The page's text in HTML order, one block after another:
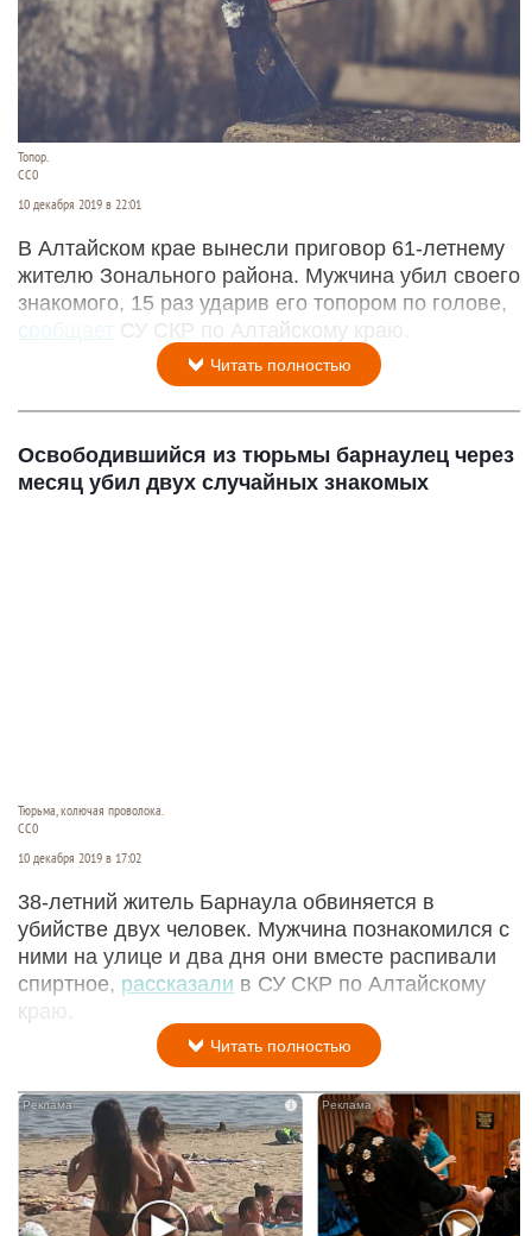
Топор.
СС0
10 декабря 2019 в 22:01
В Алтайском крае вынесли приговор 61-летнему
жителю Зонального района. Мужчина убил своего
знакомого, 15 раз ударив его топором по голове,
сообщает
СУ СКР по Алтайскому краю.
Читать полностью
Освободившийся из тюрьмы барнаулец через
месяц убил двух случайных знакомых
Тюрьма, колючая проволока.
CC0
10 декабря 2019 в 17:02
38-летний житель Барнаула обвиняется в
убийстве двух человек. Мужчина познакомился с
ними на улице и два дня они вместе распивали
спиртное, рассказали в СУ СКР по Алтайскому
краю.
Читать полностью
i